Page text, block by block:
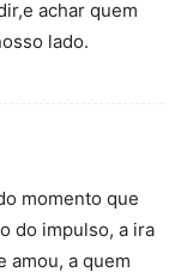
achar quem
lado.
momento que
do impulso, a ira
amou, a quem